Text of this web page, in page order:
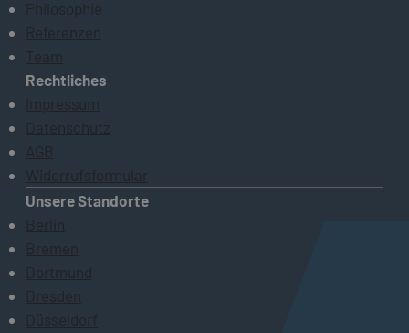
Philosophie
Referenzen
Team
Rechtliches
Impressum
Datenschutz
AGB
Widerrufsformular
Unsere Standorte
Berlin
Bremen
Dortmund
Dresden
Düsseldorf